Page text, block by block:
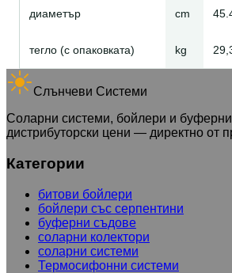
диаметър cm
тегло (с опаковката) kg
Слънчеви Системи
Соларни системи, бойлери и
дистрибуторски цени — директно от
Категории
битови бойлери
бойлери със серпентини
буферни съдове
соларни колектори
соларни системи
Термосифонни системи